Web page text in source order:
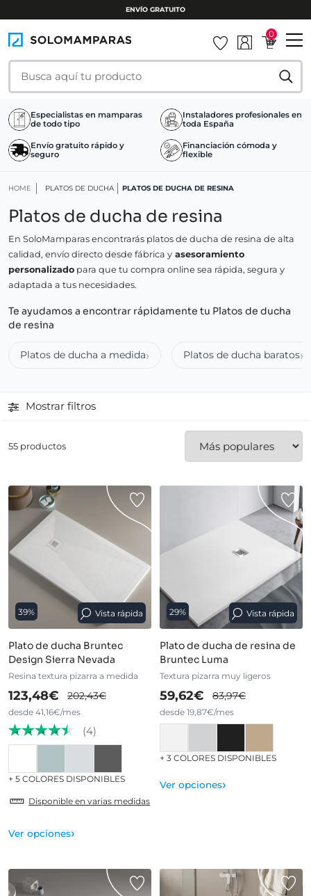
ENVÍO GRATUITO
0
Especialistas en mamparas
de todo tipo
Instaladores profesionales en
toda España
Envío gratuito rápido y
seguro
Financiación cómoda y
flexible
HOME PLATOS DE DUCHA PLATOS DE DUCHA DE RESINA
Platos de ducha de resina
En SoloMamparas encontrarás platos de ducha de resina de alta
calidad, envío directo desde fábrica y asesoramiento
personalizado para que tu compra online sea rápida, segura y
adaptada a tus necesidades.
Te ayudamos a encontrar rápidamente tu Platos de ducha
de resina
Platos de ducha a medida Platos de ducha baratos
Mostrar filtros
55 productos
39% Vista rápida
Plato de ducha Bruntec
Design Sierra Nevada
Resina textura pizarra a medida
123,48€ 202,43€
desde 41,16€/mes
(4)
+ 5 COLORES DISPONIBLES
Disponible en varias medidas
Ver opciones›
29% Vista rápida
Plato de ducha de resina de
Bruntec Luma
Textura pizarra muy ligeros
59,62€ 83,97€
desde 19,87€/mes
+ 3 COLORES DISPONIBLES
Ver opciones›